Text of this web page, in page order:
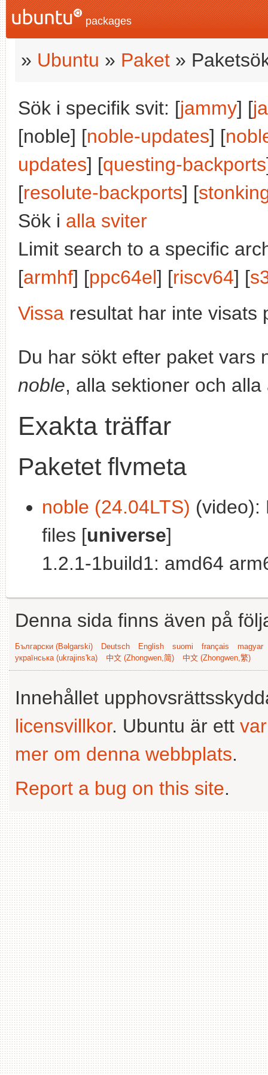
packages
» Ubuntu » Paket »
Sök i specifik svit: [jammy] [
[noble] [noble-updates] [
updates] [questing-backports
[resolute-backports] [
Sök i alla sviter
Limit search to a specific
[armhf] [ppc64el] [riscv64] [
Vissa resultat har inte visats
Du har sökt efter paket vars
noble, alla sektioner och
Exakta träffar
Paketet flvmeta
noble (24.04LTS) (video):
files [universe]
1.2.1-1build1: amd64
Denna sida finns även på
Български (Bəlgarski) Deutsch English suomi français
magyar
українська (ukrajins'ka)
中文 (Zhongwen,简) 中文 (Zhongwen,繁)
Innehållet
licensvillkor. Ubuntu är ett
mer om denna webbplats.
Report a bug on this site.